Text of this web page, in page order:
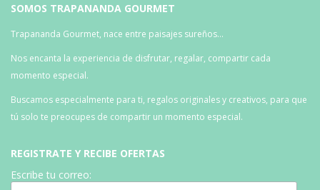
SOMOS TRAPANANDA GOURMET
Trapananda Gourmet, nace entre paisajes sureños…
Nos encanta la experiencia de disfrutar, regalar, compartir cada
momento especial.
Buscamos especialmente para ti, regalos originales y creativos, para que
tú solo te preocupes de compartir un momento especial.
REGISTRATE Y RECIBE OFERTAS
Escribe tu correo: